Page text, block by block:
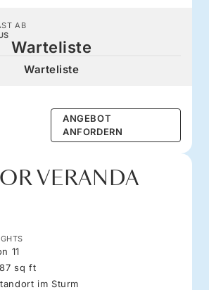
AB
Warteliste
Warteliste
ANGEBOT
ANFORDERN
VERANDA
11
sq ft
im Sturm